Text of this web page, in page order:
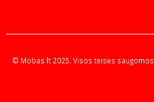
© Mobas.lt 2025. Visos teisės saugomos